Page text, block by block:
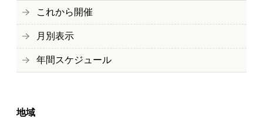
これから開催
月別表示
年間スケジュール
地域